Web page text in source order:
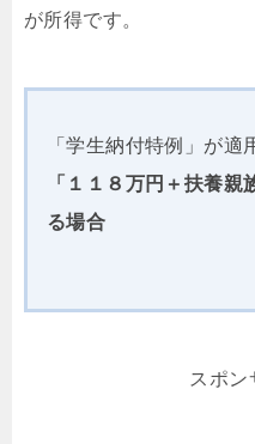
が所得です。
「学生納付特例」が適
「１１８万円＋扶養
る場合
スポン